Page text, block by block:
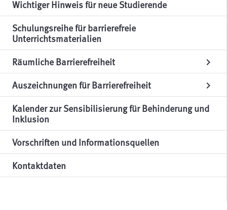
Wichtiger Hinweis für neue Studierende
Schulungsreihe für barrierefreie
Unterrichtsmaterialien
Räumliche Barrierefreiheit
chevron_right
Auszeichnungen für Barrierefreiheit chevron_right
Kalender zur Sensibilisierung für Behinderung und
Inklusion
Vorschriften und Informationsquellen
Kontaktdaten